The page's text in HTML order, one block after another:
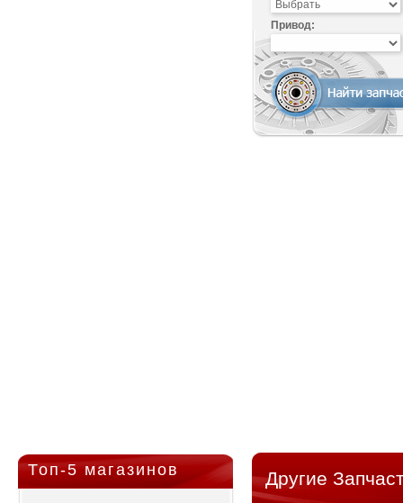
Топ-5 магазинов
Привод:
Другие